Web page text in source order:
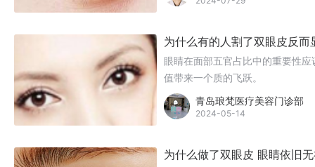
为什么有的人割了双眼皮反而
眼睛在面部五官占比中的重要性
值带来一个质的飞跃。
青岛琅梵医疗美容门诊部
2024-05-14
为什么做了双眼皮 眼睛依旧